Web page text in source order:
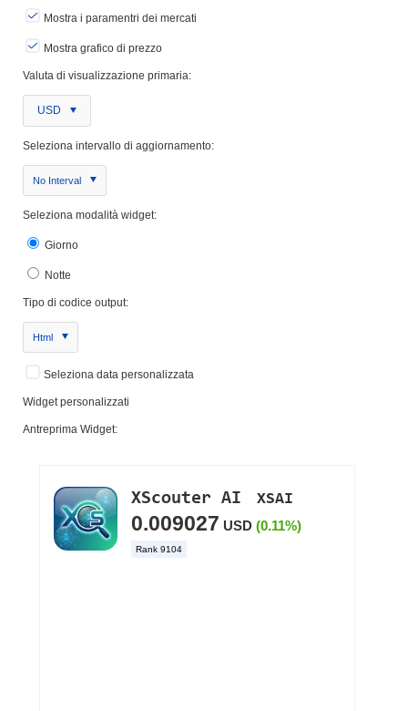
Mostra i paramentri dei mercati
Mostra grafico di prezzo
Valuta di visualizzazione primaria:
USD
Seleziona intervallo di aggiornamento:
No Interval
Seleziona modalità widget:
Giorno
Notte
Tipo di codice output:
Html
Seleziona data personalizzata
Widget personalizzati
Antreprima Widget: